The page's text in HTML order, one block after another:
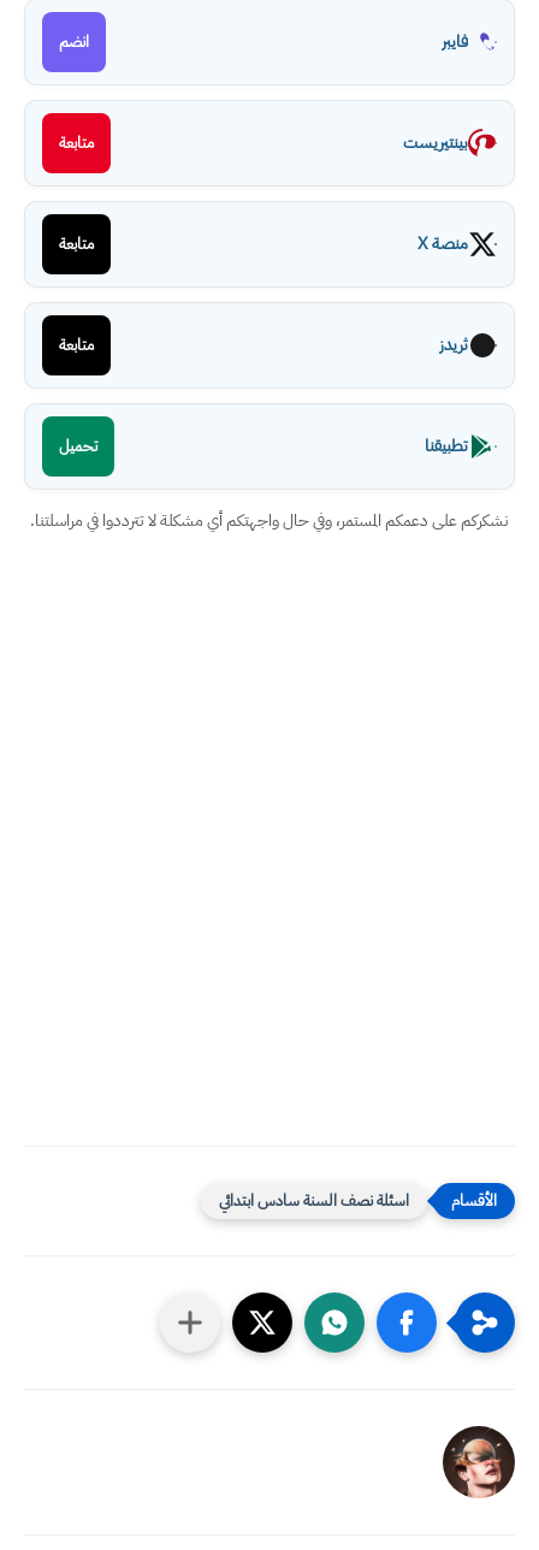
فايبر انضم
بينتيريست متابعة
منصة X متابعة
ثريدز متابعة
تطبيقنا تحميل
نشكركم على دعمكم المستمر، وفي حال واجهتكم أي مشكلة لا تترددوا في مراسلتنا.
اسئلة نصف السنة سادس ابتدائي